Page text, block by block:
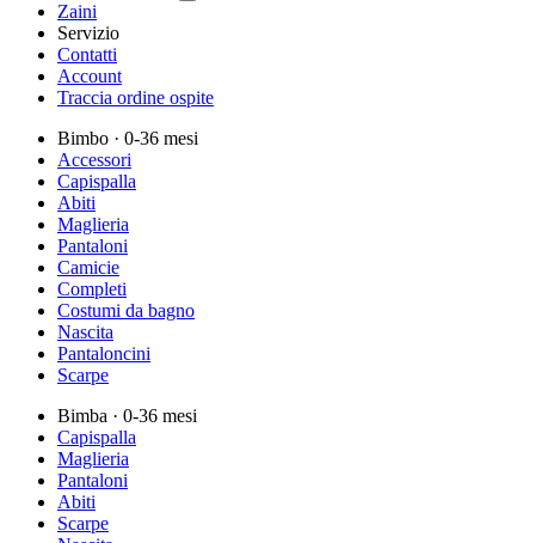
Zaini
Servizio
Contatti
Account
Traccia ordine ospite
Bimbo · 0-36 mesi
Accessori
Capispalla
Abiti
Maglieria
Pantaloni
Camicie
Completi
Costumi da bagno
Nascita
Pantaloncini
Scarpe
Bimba · 0-36 mesi
Capispalla
Maglieria
Pantaloni
Abiti
Scarpe